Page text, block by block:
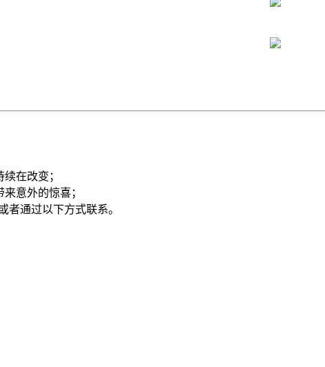
在改变；
意外的惊喜；
者通过以下方式联系。